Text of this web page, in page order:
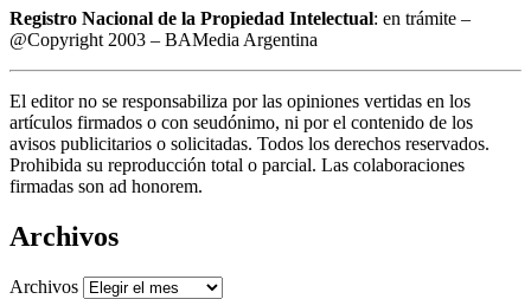
Registro Nacional de la Propiedad Intelectual: en trámite –
@Copyright 2003 – BAMedia Argentina
El editor no se responsabiliza por las opiniones vertidas en los
artículos firmados o con seudónimo, ni por el contenido de los
avisos publicitarios o solicitadas. Todos los derechos reservados.
Prohibida su reproducción total o parcial. Las colaboraciones
firmadas son ad honorem.
Archivos
Archivos